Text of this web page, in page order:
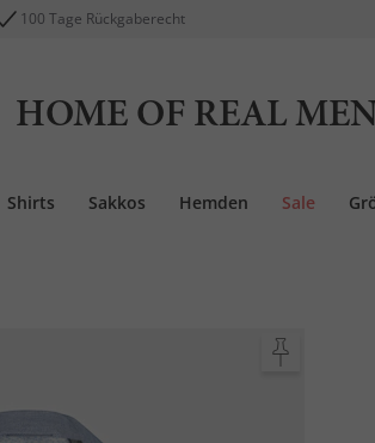
100 Tage Rückgaberecht
HOME OF REAL
Shirts Sakkos Hemden Sale